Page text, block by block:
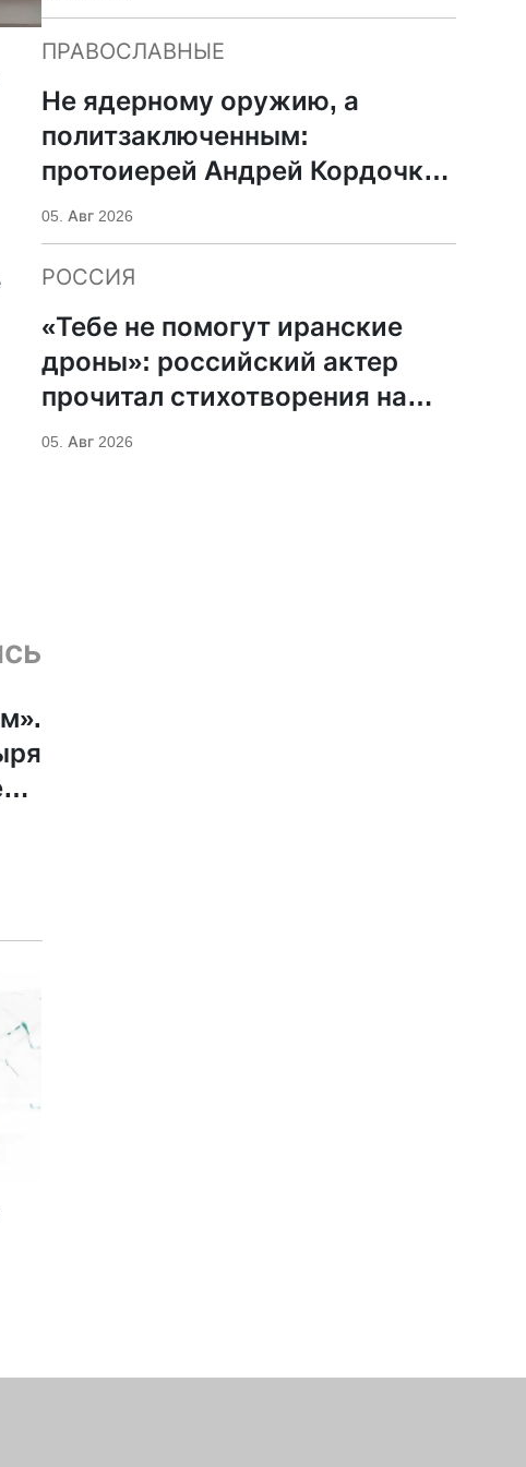
в
ПРАВОСЛАВНЫЕ
Не ядерному оружию, а
политзаключенным:
протоиерей Андрей Кордочкин
предложил иное
покровительство для
Серафима Саровского
05. Авг 2026
РОССИЯ
«Тебе не помогут иранские
дроны»: российский актер
прочитал стихотворения на
фоне храмов РПЦ
05. Авг 2026